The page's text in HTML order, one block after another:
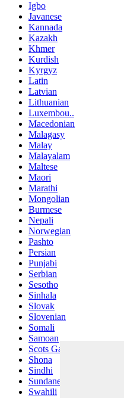
Igbo
Javanese
Kannada
Kazakh
Khmer
Kurdish
Kyrgyz
Latin
Latvian
Lithuanian
Luxembou..
Macedonian
Malagasy
Malay
Malayalam
Maltese
Maori
Marathi
Mongolian
Burmese
Nepali
Norwegian
Pashto
Persian
Punjabi
Serbian
Sesotho
Sinhala
Slovak
Slovenian
Somali
Samoan
Scots Gaelic
Shona
Sindhi
Sundanese
Swahili